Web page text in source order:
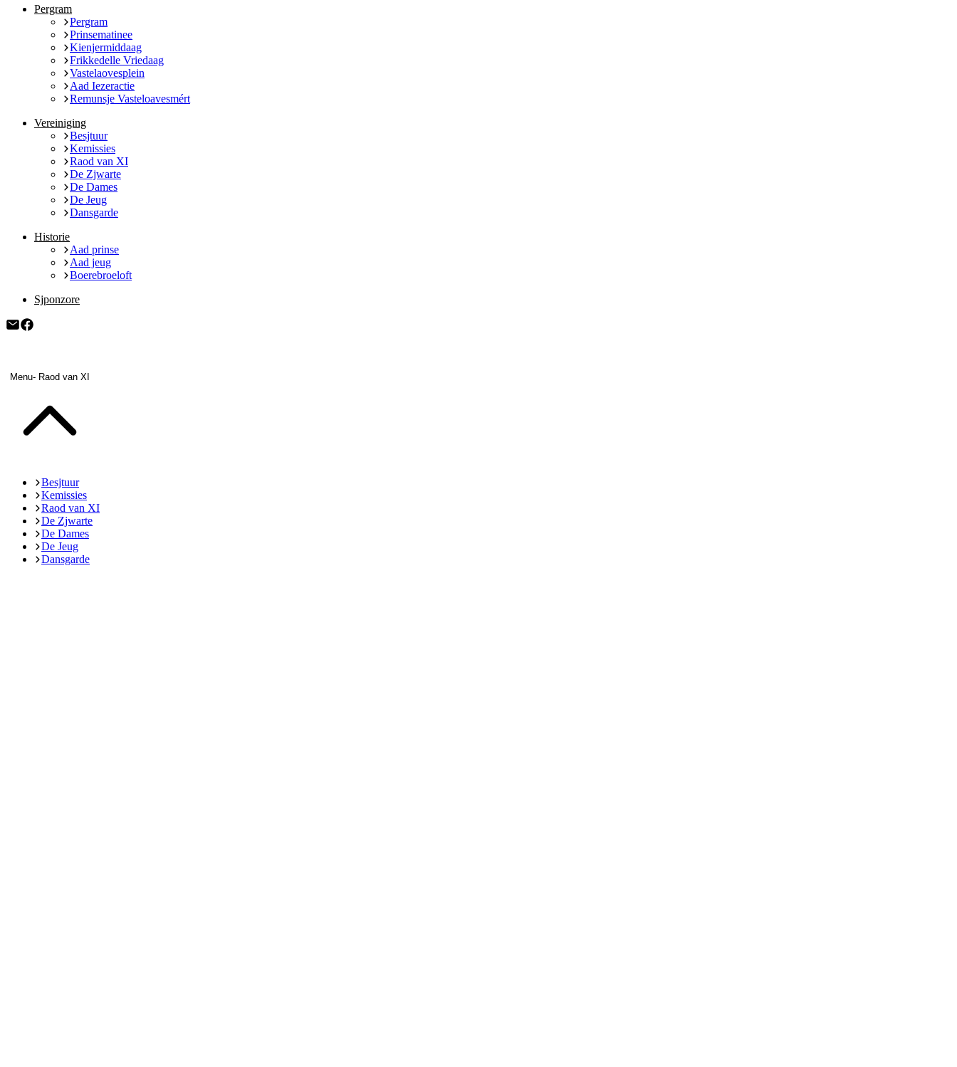
Pergram
Pergram
Prinsematinee
Kienjermiddaag
Frikkedelle Vriedaag
Vastelaovesplein
Aad Iezeractie
Remunsje Vasteloavesmért
Vereiniging
Besjtuur
Kemissies
Raod van XI
De Zjwarte
De Dames
De Jeug
Dansgarde
Historie
Aad prinse
Aad jeug
Boerebroeloft
Sjponzore
Menu- Raod van XI
Besjtuur
Kemissies
Raod van XI
De Zjwarte
De Dames
De Jeug
Dansgarde